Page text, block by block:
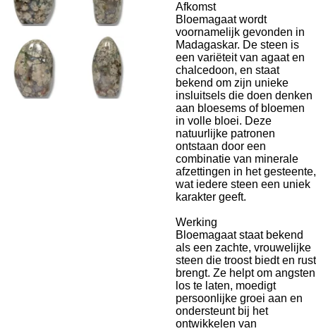
Afkomst
Bloemagaat wordt
voornamelijk gevonden in
Madagaskar. De steen is
een variëteit van agaat en
chalcedoon, en staat
bekend om zijn unieke
insluitsels die doen denken
aan bloesems of bloemen
in volle bloei. Deze
natuurlijke patronen
ontstaan door een
combinatie van minerale
afzettingen in het gesteente,
wat iedere steen een uniek
karakter geeft.
Werking
Bloemagaat staat bekend
als een zachte, vrouwelijke
steen die troost biedt en rust
brengt. Ze helpt om angsten
los te laten, moedigt
persoonlijke groei aan en
ondersteunt bij het
ontwikkelen van